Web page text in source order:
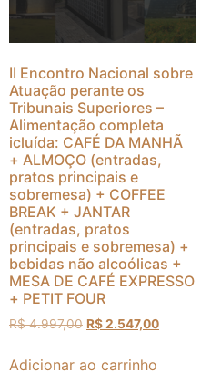
II Encontro Nacional sobre
Atuação perante os
Tribunais Superiores –
Alimentação completa
icluída: CAFÉ DA MANHÃ
+ ALMOÇO (entradas,
pratos principais e
sobremesa) + COFFEE
BREAK + JANTAR
(entradas, pratos
principais e sobremesa) +
bebidas não alcoólicas +
MESA DE CAFÉ EXPRESSO
+ PETIT FOUR
R$4.997,00 R$2.547,00
Adicionar ao carrinho